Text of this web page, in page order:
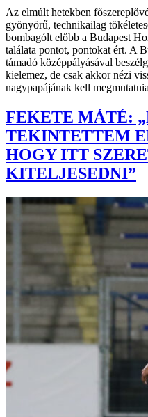
Az elmúlt hetekben
gyönyörű, technikailag
bombagólt előbb a Budapest
találata pontot, pontokat ért. A
támadó középpályásával
kielemez, de csak akkor nézi
nagypapájának kell
FEKETE MÁTÉ:
TEKINTETTEM
HOGY ITT
KITELJESEDNI”